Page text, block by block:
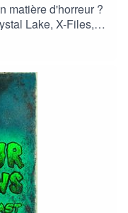
matière d'horreur ?
Lake, X-Files,
walking dead,...
ciné, séries, tv,
: Horreur
podcastMe
horreur-
#info
#podcast
#horreur